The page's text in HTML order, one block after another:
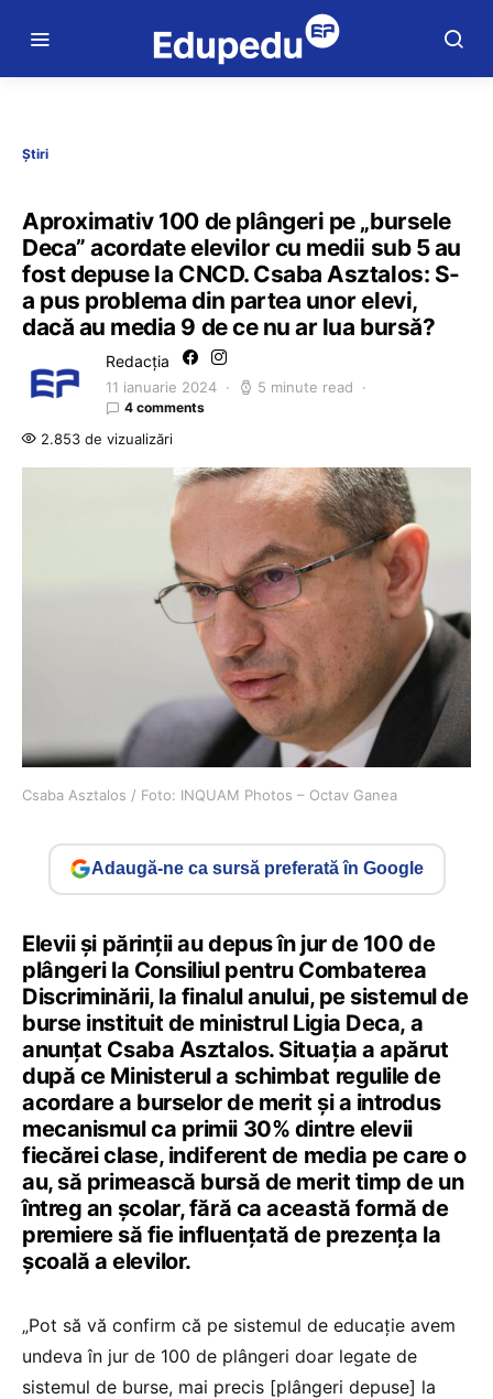
Știri
Aproximativ 100 de plângeri pe „bursele
Deca” acordate elevilor cu medii sub 5 au
fost depuse la CNCD. Csaba Asztalos: S-
a pus problema din partea unor elevi,
dacă au media 9 de ce nu ar lua bursă?
Redacția
11 ianuarie 2024 5 minute read
4 comments
2.853 de vizualizări
Csaba Asztalos / Foto: INQUAM Photos – Octav Ganea
Adaugă-ne ca sursă preferată în Google
Elevii și părinții au depus în jur de 100 de
plângeri la Consiliul pentru Combaterea
Discriminării, la finalul anului, pe sistemul de
burse instituit de ministrul Ligia Deca, a
anunțat Csaba Asztalos. Situația a apărut
după ce Ministerul a schimbat regulile de
acordare a burselor de merit și a introdus
mecanismul ca primii 30% dintre elevii
fiecărei clase, indiferent de media pe care o
au, să primească bursă de merit timp de un
întreg an școlar, fără ca această formă de
premiere să fie influențată de prezența la
școală a elevilor.
„Pot să vă confirm că pe sistemul de educație avem
undeva în jur de 100 de plângeri doar legate de
sistemul de burse, mai precis [plângeri depuse] la